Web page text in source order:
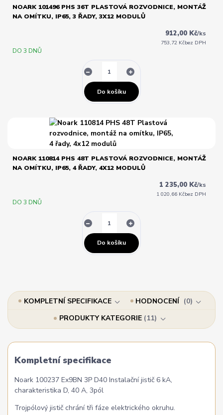
NOARK 101496 PHS 36T PLASTOVÁ ROZVODNICE, MONTÁŽ
NA OMÍTKU, IP65, 3 ŘADY, 3X12 MODULŮ
912,00 Kč/ks
753,72 Kčbez DPH
DO 3 DNŮ
Do košíku
NOARK 110814 PHS 48T PLASTOVÁ ROZVODNICE, MONTÁŽ
NA OMÍTKU, IP65, 4 ŘADY, 4X12 MODULŮ
1 235,00 Kč/ks
1 020,66 Kčbez DPH
DO 3 DNŮ
Do košíku
KOMPLETNÍ SPECIFIKACE HODNOCENÍ
0
PRODUKTY KATEGORIE 11
Kompletní specifikace
Noark 100237 Ex9BN 3P D40 Instalační jistič 6 kA,
charakteristika D, 40 A, 3pól
Trojpólový jistič chrání tři fáze elektrického okruhu.